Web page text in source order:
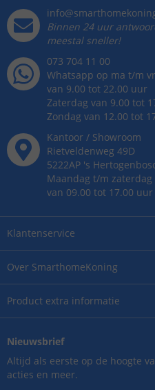
Over SmarthomeKoning
Product extra informatie
Klantenservice
Binnen 24 uur
meestal sneller!
073 704 11 00
Whatsapp op ma t/m vr
van 9.00 tot 22.00 uur
Zaterdag van 9.00 tot
Zondag van 12.00 tot
Kantoor / Showroom
Rietveldenweg 49D
5222AP 's
Maandag t/m zaterdag
van 09.00 tot 17.00 uur
Nieuwsbrief
Altijd als eerste op de hoogte
acties en meer.